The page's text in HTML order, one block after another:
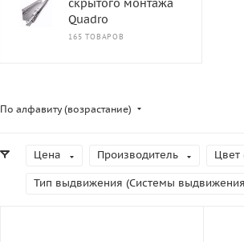
скрытого монтажа
Quadro
165 ТОВАРОВ
По алфавиту (возрастание)
Цена Производитель Цвет
Тип выдвижения (Системы